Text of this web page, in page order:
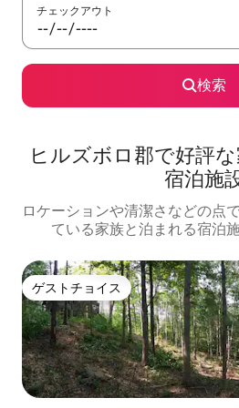
チェックアウト
検索
ヒルズボロ郡で好評
宿泊施
ロケーションや清潔さなどの点
ている家族と泊まれる宿泊
ゲストチョイス
ゲストチョイス